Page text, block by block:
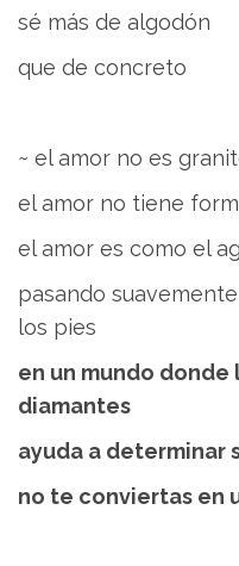
sé más de algodón
que de concreto
~ el amor no es
el amor no tiene
el amor es como el
pasando
los pies
en un mundo donde
diamantes
ayuda a determinar
no te conviertas en